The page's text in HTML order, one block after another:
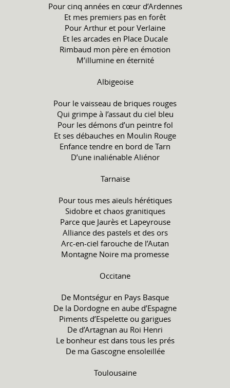
Pour cinq années en cœur d’Ardennes
Et mes premiers pas en forêt
Pour Arthur et pour Verlaine
Et les arcades en Place Ducale
Rimbaud mon père en émotion
M’illumine en éternité
Albigeoise
Pour le vaisseau de briques rouges
Qui grimpe à l’assaut du ciel bleu
Pour les démons d’un peintre fol
Et ses débauches en Moulin Rouge
Enfance tendre en bord de Tarn
D’une inaliénable Aliénor
Tarnaise
Pour tous mes aïeuls hérétiques
Sidobre et chaos granitiques
Parce que Jaurès et Lapeyrouse
Alliance des pastels et des ors
Arc-en-ciel farouche de l’Autan
Montagne Noire ma promesse
Occitane
De Montségur en Pays Basque
De la Dordogne en aube d’Espagne
Piments d’Espelette ou garigues
De d’Artagnan au Roi Henri
Le bonheur est dans tous les prés
De ma Gascogne ensoleillée
Toulousaine